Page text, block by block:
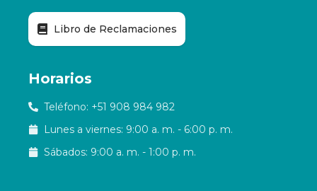
Libro de Reclamaciones
Horarios
Teléfono: +51 908 984 982
Lunes a viernes: 9:00 a. m. - 6:00 p. m.
Sábados: 9:00 a. m. - 1:00 p. m.